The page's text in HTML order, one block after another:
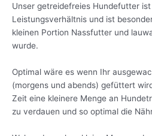
Unser getreidefreies Hundefutter
Leistungsverhältnis und ist
kleinen Portion Nassfutter und
wurde.
Optimal wäre es wenn Ihr
(morgens und abends) gefüttert
Zeit eine kleinere Menge an
zu verdauen und so optimal die